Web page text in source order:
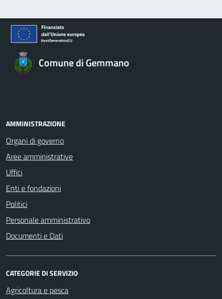
Comune di Gemmano
AMMINISTRAZIONE
Organi di governo
Aree amministrative
Uffici
Enti e fondazioni
Politici
Personale amministrativo
Documenti e Dati
CATEGORIE DI SERVIZIO
Agricoltura e pesca